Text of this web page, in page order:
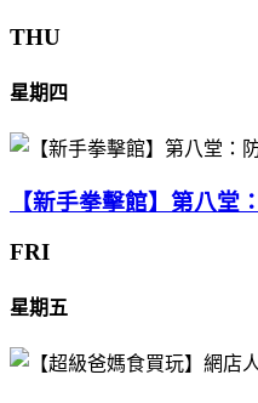
THU
星期四
【新手拳擊館】第八堂
FRI
星期五